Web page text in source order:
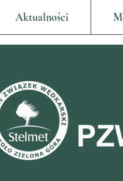
Aktualności